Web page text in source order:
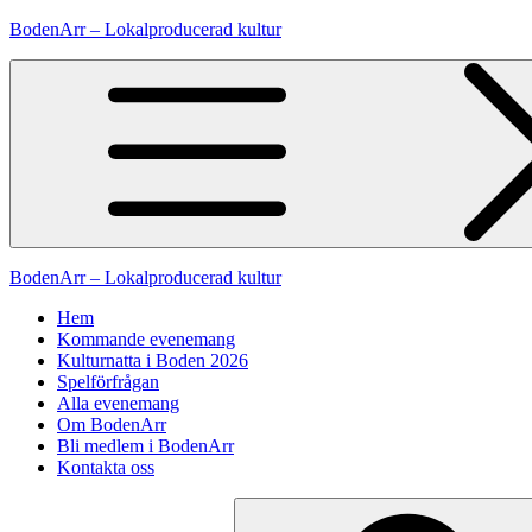
Hoppa
BodenArr – Lokalproducerad kultur
BodenArr – Lokalproducerad kultur
Hem
Kommande evenemang
Kulturnatta i Boden 2026
Spelförfrågan
Alla evenemang
Om BodenArr
Bli medlem i BodenArr
Kontakta oss